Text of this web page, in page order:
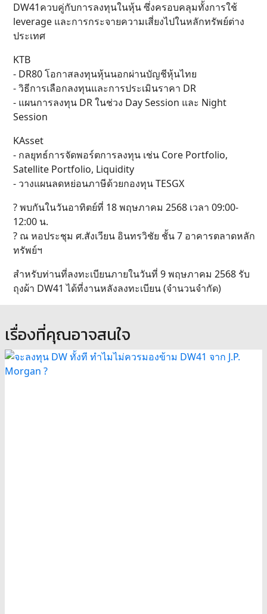
DW41ควบคู่กับการลงทุนในหุ้น ซึ่งครอบคลุมทั้งการใช้
leverage และการกระจายความเสี่ยงไปในหลักทรัพย์ต่าง
ประเทศ
KTB
- DR80 โอกาสลงทุนหุ้นนอกผ่านบัญชีหุ้นไทย
- วิธีการเลือกลงทุนและการประเมินราคา DR
- แผนการลงทุน DR ในช่วง Day Session และ Night
Session
KAsset
- กลยุทธ์การจัดพอร์ตการลงทุน เช่น Core Portfolio,
Satellite Portfolio, Liquidity
- วางแผนลดหย่อนภาษีด้วยกองทุน TESGX
?️ พบกันในวันอาทิตย์ที่ 18 พฤษภาคม 2568 เวลา 09:00-
12:00 น.
? ณ หอประชุม ศ.สังเวียน อินทรวิชัย ชั้น 7 อาคารตลาดหลัก
ทรัพย์ฯ
สำหรับท่านที่ลงทะเบียนภายในวันที่ 9 พฤษภาคม 2568 รับ
ถุงผ้า DW41 ได้ที่งานหลังลงทะเบียน (จำนวนจำกัด)
เรื่องที่คุณอาจสนใจ